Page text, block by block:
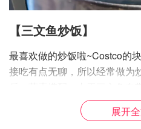
【三文鱼炒饭】
最喜欢做的炒饭啦~Costco的
接吃有点无聊，所以经常做为
额外的油也加非常少，整个炒
展开